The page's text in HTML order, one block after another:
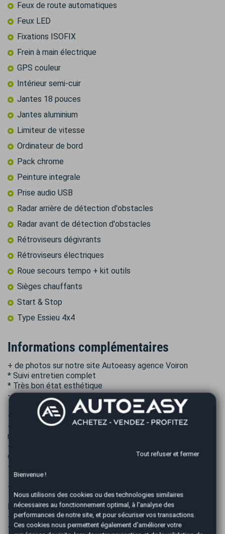
Feux de route automatiques
Feux LED
Fixations ISOFIX
Frein à main électrique
GPS couleur
Intérieur semi-cuir
Jantes 18 pouces
Jantes aluminium
Limiteur de vitesse
Ordinateur de bord
Pack chrome
Peinture integrale
Prise audio USB
Radar arrière de détection d'obstacles
Radar avant de détection d'obstacles
Rétroviseurs dégivrants
Rétroviseurs électriques
Roue secours tempo + kit outils
Sièges chauffants
Start & Stop
Type Essieu 4x4
Informations complémentaires
+ de photos sur notre site Autoeasy agence Voiron
* Suivi entretien complet
* Très bon état esthétique
-----------------------------------------------------------
- PRIX TTC hors frais de mise à la route et carte grise.
- SOLUTIONS DE FINANCEMENT : possible de 12 à 84
mois.
- LIVRAISON possible dans toute la France à votre
domicile ou votre bureau ! (sur devis).
- REPRISE possible de votre ancien véhicule.
- FRAIS DE MISE A LA ROUTE :
Pack EASY Standard 490€ TTC :
- Nettoyage intérieur / extérieur Standard
- 1/4 du réservoir
Tout refuser et fermer
Bienvenue !
Nous utilisons des cookies ou des technologies similaires
nécessaires au fonctionnement optimal, à l'analyse des
performances de notre site, et pour sécuriser vos transactions.
Ces cookies nous permettent également d'améliorer votre